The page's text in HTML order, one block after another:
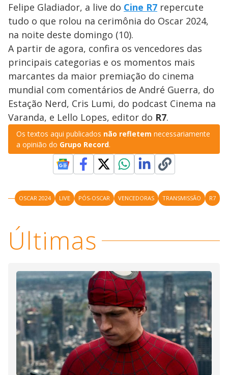
Felipe Gladiador, a live do Cine R7 repercute
tudo o que rolou na cerimônia do Oscar 2024,
na noite deste domingo (10).
A partir de agora, confira os vencedores das
principais categorias e os momentos mais
marcantes da maior premiação do cinema
mundial com comentários de André Guerra, do
Estação Nerd, Cris Lumi, do podcast Cinema na
Varanda, e Lello Lopes, editor do R7.
Os textos aqui publicados não refletem necessariamente
a opinião do Grupo Record.
OSCAR 2024 LIVE PÓS-OSCAR VENCEDORAS TRANSMISSÃO R7
Últimas